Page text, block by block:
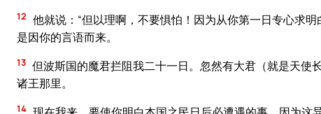
12 他就说：“但以理啊，不要惧怕！因为从你第一日专心求
是因你的言语而来。
13 但波斯国的魔君拦阻我二十一日。忽然有大君（就是天
诸王那里。
14